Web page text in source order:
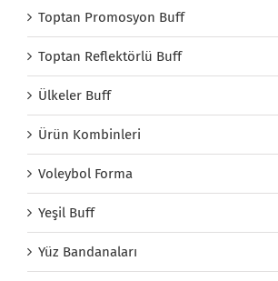
Toptan Promosyon Buff
Toptan Reflektörlü Buff
Ülkeler Buff
Ürün Kombinleri
Voleybol Forma
Yeşil Buff
Yüz Bandanaları